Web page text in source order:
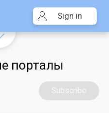
Sign in
порталы
Subscribe